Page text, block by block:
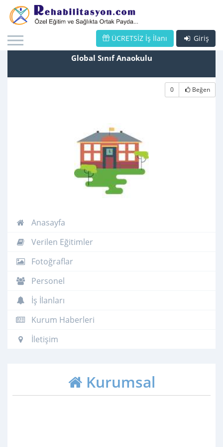
Giriş
ÜCRETSİZ İş İlanı
Global Sınıf Anaokulu
0 Beğen
Anasayfa
Verilen Eğitimler
Fotoğraflar
Personel
İş İlanları
Kurum Haberleri
İletişim
Kurumsal